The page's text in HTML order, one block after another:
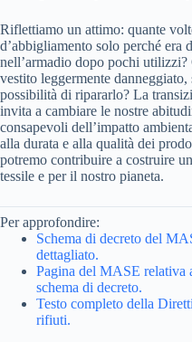
Riflettiamo un attimo: quante
d’abbigliamento solo perché era
nell’armadio dopo pochi
vestito leggermente danneggiato,
possibilità di ripararlo? La
invita a cambiare le nostre
consapevoli dell’impatto
alla durata e alla qualità dei
potremo contribuire a costruire
tessile e per il nostro pianeta.
Per approfondire:
Schema di decreto del
dettagliato.
Pagina del MASE relativa
schema di decreto.
Testo completo della
rifiuti.